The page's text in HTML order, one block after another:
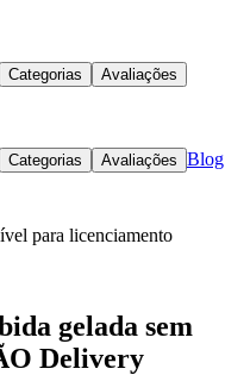
Categorias Avaliações
Categorias Avaliações Blog
para licenciamento
gelada sem
Delivery